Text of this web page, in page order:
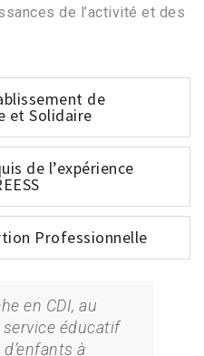
de l’activité et des
de
et Solidaire
de l’expérience
Professionnelle
en CDI, au
éducatif
à